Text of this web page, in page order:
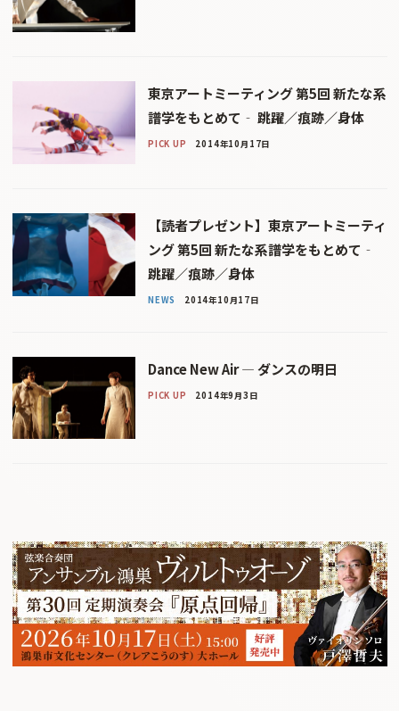
東京アートミーティング 第5回 新たな系
譜学をもとめて‐ 跳躍／痕跡／身体
PICK UP 2014年10月17日
【読者プレゼント】東京アートミーティ
ング 第5回 新たな系譜学をもとめて‐
跳躍／痕跡／身体
NEWS 2014年10月17日
Dance New Air — ダンスの明日
PICK UP 2014年9月3日